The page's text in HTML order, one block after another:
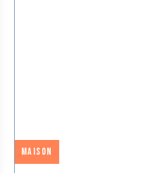
Maison